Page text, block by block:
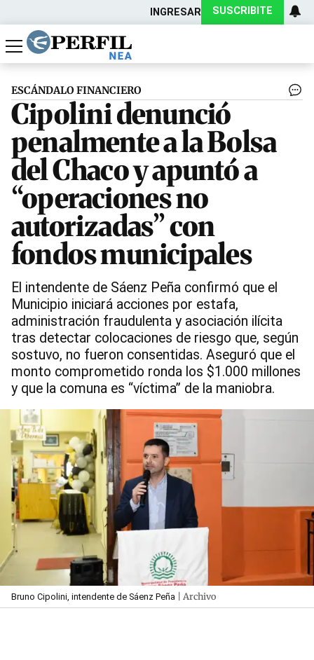
INGRESAR SUSCRIBITE
Política
Economía
Actualidad
ESCÁNDALO FINANCIERO
Cipolini denunció
penalmente a la Bolsa
del Chaco y apuntó a
“operaciones no
autorizadas” con
fondos municipales
El intendente de Sáenz Peña confirmó que el
Municipio iniciará acciones por estafa,
administración fraudulenta y asociación ilícita
tras detectar colocaciones de riesgo que, según
sostuvo, no fueron consentidas. Aseguró que el
monto comprometido ronda los $1.000 millones
y que la comuna es “víctima” de la maniobra.
Bruno Cipolini, intendente de Sáenz Peña | Archivo